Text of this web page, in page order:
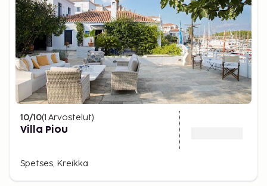
10/10(1 Arvostelut)
Villa Piou
Spetses, Kreikka